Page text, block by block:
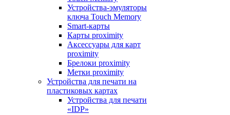
Устройства-эмуляторы
ключа Touch Memory
Smart-карты
Карты proximity
Аксессуары для карт
proximitу
Брелоки proximity
Метки proximity
Устройства для печати на
пластиковых картах
Устройства для печати
«IDP»